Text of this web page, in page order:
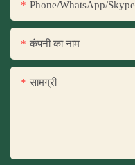
Phone/WhatsApp/Skype
कंपनी का नाम
सामग्री